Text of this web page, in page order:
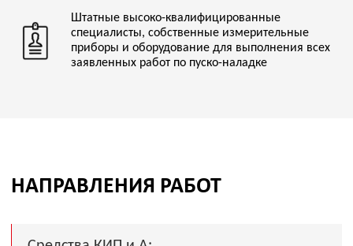
Штатные высоко-квалифицированные
специалисты, собственные измерительные
приборы и оборудование для выполнения всех
заявленных работ по пуско-наладке
управления и контроля на локальном уровне
Диагностика и наладка дискретных и аналоговых
каналов связи между датчиками, локальными
АСУ ТП, АСУ Э: